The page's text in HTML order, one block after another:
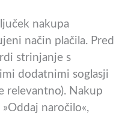
nakupa
način plačila. Pred
strinjanje s
dodatnimi soglasji
relevantno). Nakup
naročilo«,